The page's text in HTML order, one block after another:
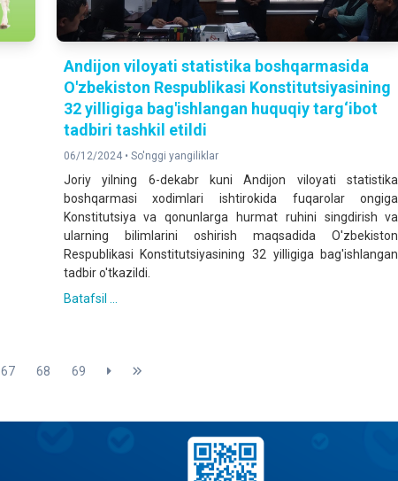
Andijon viloyati statistika boshqarmasida
O'zbekiston Respublikasi Konstitutsiyasining
32 yilligiga bag'ishlangan huquqiy targ‘ibot
tadbiri tashkil etildi
06/12/2024 • So'nggi yangiliklar
Joriy yilning 6-dekabr kuni Andijon viloyati statistika
boshqarmasi xodimlari ishtirokida fuqarolar ongiga
Konstitutsiya va qonunlarga hurmat ruhini singdirish va
ularning bilimlarini oshirish maqsadida O'zbekiston
Respublikasi Konstitutsiyasining 32 yilligiga bag'ishlangan
tadbir o'tkazildi.
Batafsil ...
67 68 69